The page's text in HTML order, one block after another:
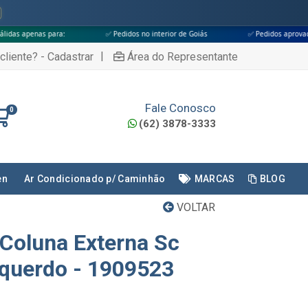
✅ Pedidos no interior de Goiás ✅ Pedidos aprovados até às 18h
- Cadastrar | Área do Representante
0 Fale Conosco
(62) 3878-3333
Ar Condicionado p/ Caminhão MARCAS BLOG
VOLTAR
Externa Sc
- 1909523